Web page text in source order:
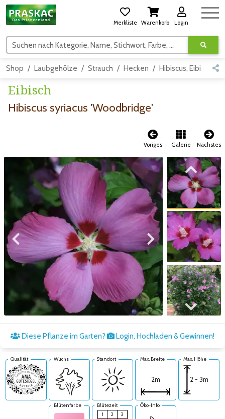
Merkliste Warenkorb Login
Suchen nach Kategorie, Name, Stichwort, Farbe, usw.
Shop Laubgehölze Strauch Hecken Hibiscus, Eibisch
Eibisch
Hibiscus syriacus 'Woodbridge'
Voriges Galerie Nächstes
Zum vorigen Bild Zum nächsten Bild
Zum vorigen Bild
Zum nächsten Bild
Diese Pflanze im Garten? Login, Hochladen & Gewinnen!
Qualität Wuchs Standort Max. Breite
2m
Max. Höhe
2 - 3m
Blütenfarbe
Blütezeit
1
2
3
Öko-Info